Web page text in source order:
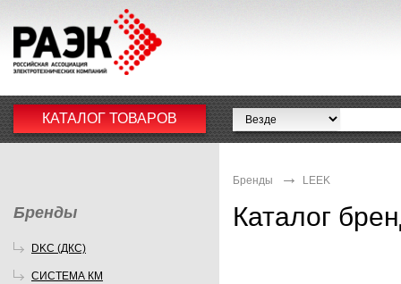
КАТАЛОГ ТОВАРОВ
Бренды
DKC (ДКС)
СИСТЕМА КМ
Бренды LEEK
Каталог